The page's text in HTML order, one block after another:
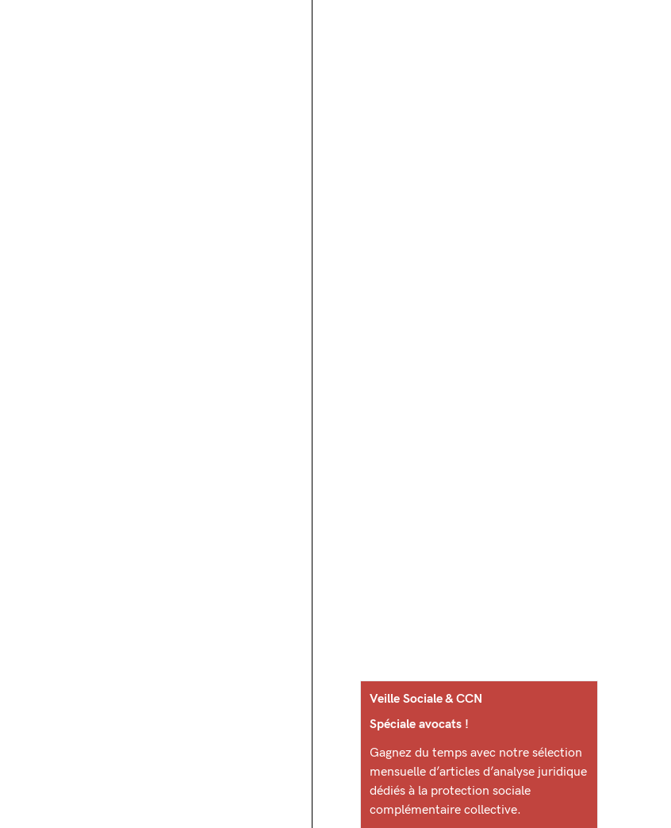
Veille Sociale & CCN
Spéciale avocats !
Gagnez du temps avec notre sélection
mensuelle d’articles d’analyse juridique
dédiés à la protection sociale
complémentaire collective.